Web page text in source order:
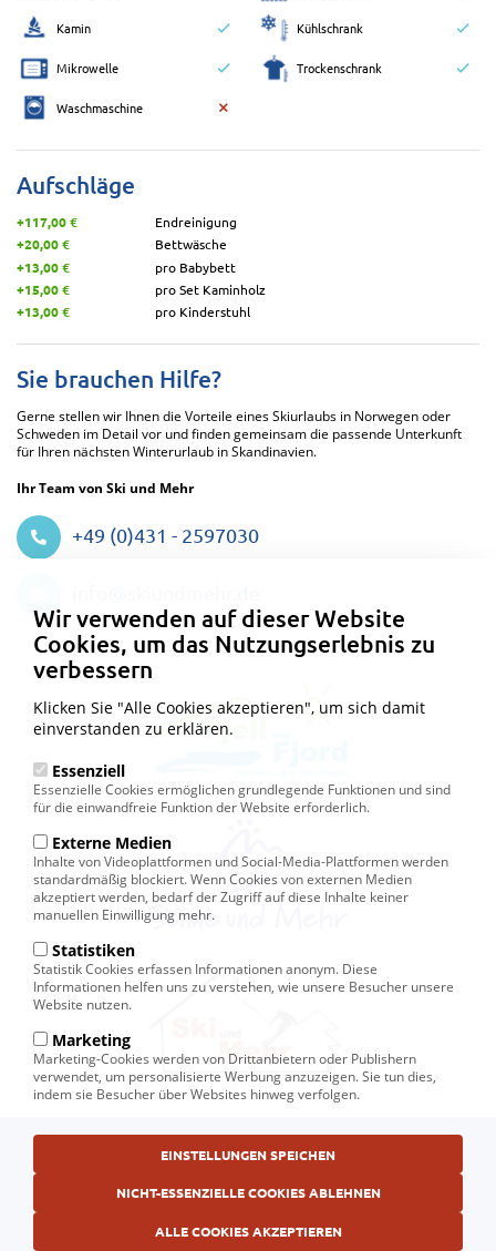
Kamin Kühlschrank
Mikrowelle Trockenschrank
Waschmaschine
Aufschläge
+117,00 €
Endreinigung
+20,00 €
Bettwäsche
+13,00 €
pro Babybett
+15,00 €
pro Set Kaminholz
+13,00 €
pro Kinderstuhl
Sie brauchen Hilfe?
Gerne stellen wir Ihnen die Vorteile eines Skiurlaubs in Norwegen oder
Schweden im Detail vor und finden gemeinsam die passende Unterkunft
für Ihren nächsten Winterurlaub in Skandinavien.
Ihr Team von Ski und Mehr
+49 (0)431 - 2597030
Fußbereichsmenü© Ski und Mehr, Ihr Reiseveranstalter in Kiel
AGB
Datenschutzerklärung
Wir verwenden auf dieser Website
Cookies, um das Nutzungserlebnis zu
verbessern
Klicken Sie "Alle Cookies akzeptieren", um sich damit
einverstanden zu erklären.
Essenziell
Essenzielle Cookies ermöglichen grundlegende Funktionen und sind
für die einwandfreie Funktion der Website erforderlich.
Externe Medien
Inhalte von Videoplattformen und Social-Media-Plattformen werden
standardmäßig blockiert. Wenn Cookies von externen Medien
akzeptiert werden, bedarf der Zugriff auf diese Inhalte keiner
manuellen Einwilligung mehr.
Statistiken
Statistik Cookies erfassen Informationen anonym. Diese
Informationen helfen uns zu verstehen, wie unsere Besucher unsere
Website nutzen.
Marketing
Marketing-Cookies werden von Drittanbietern oder Publishern
verwendet, um personalisierte Werbung anzuzeigen. Sie tun dies,
indem sie Besucher über Websites hinweg verfolgen.
EINSTELLUNGEN SPEICHEN
NICHT-ESSENZIELLE COOKIES ABLEHNEN
ALLE COOKIES AKZEPTIEREN